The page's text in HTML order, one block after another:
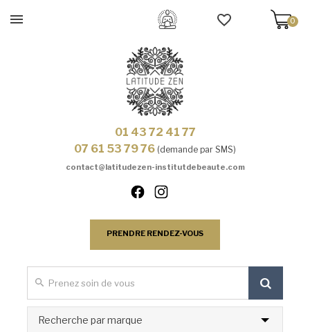
0
01 43 72 41 77
07 61 53 79 76 (demande par SMS)
contact@latitudezen-institutdebeaute.com
PRENDRE RENDEZ-VOUS
Recherche par marque